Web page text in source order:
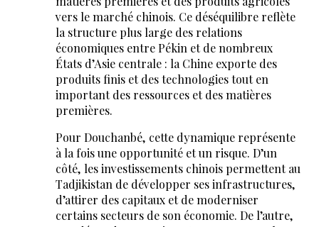
vers le marché chinois. Ce déséquilibre reflète
la structure plus large des relations
économiques entre Pékin et de nombreux
États d’Asie centrale : la Chine exporte des
produits finis et des technologies tout en
important des ressources et des matières
premières.
Pour Douchanbé, cette dynamique représente
à la fois une opportunité et un risque. D’un
côté, les investissements chinois permettent au
Tadjikistan de développer ses infrastructures,
d’attirer des capitaux et de moderniser
certains secteurs de son économie. De l’autre,